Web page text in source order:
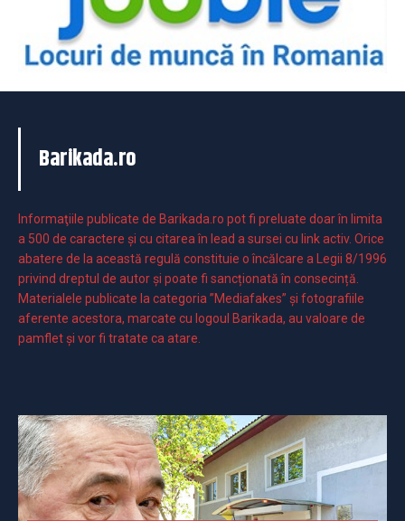
Barikada.ro
Informaţiile publicate de Barikada.ro pot fi preluate doar în limita
a 500 de caractere şi cu citarea în lead a sursei cu link activ. Orice
abatere de la această regulă constituie o încălcare a Legii 8/1996
privind dreptul de autor și poate fi sancționată în consecință.
Materialele publicate la categoria ”Mediafakes” și fotografiile
aferente acestora, marcate cu logoul Barikada, au valoare de
pamflet și vor fi tratate ca atare.